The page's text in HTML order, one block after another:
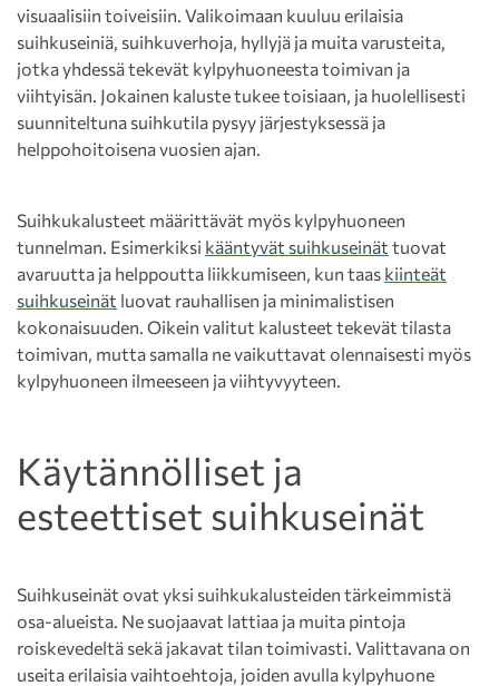
visuaalisiin toiveisiin. Valikoimaan kuuluu erilaisia
suihkuseiniä, suihkuverhoja, hyllyjä ja muita varusteita,
jotka yhdessä tekevät kylpyhuoneesta toimivan ja
viihtyisän. Jokainen kaluste tukee toisiaan, ja huolellisesti
suunniteltuna suihkutila pysyy järjestyksessä ja
helppohoitoisena vuosien ajan.
Suihkukalusteet määrittävät myös kylpyhuoneen
tunnelman. Esimerkiksi kääntyvät suihkuseinät tuovat
avaruutta ja helppoutta liikkumiseen, kun taas kiinteät
suihkuseinät luovat rauhallisen ja minimalistisen
kokonaisuuden. Oikein valitut kalusteet tekevät tilasta
toimivan, mutta samalla ne vaikuttavat olennaisesti myös
kylpyhuoneen ilmeeseen ja viihtyvyyteen.
Käytännölliset ja
esteettiset suihkuseinät
Suihkuseinät ovat yksi suihkukalusteiden tärkeimmistä
osa-alueista. Ne suojaavat lattiaa ja muita pintoja
roiskevedeltä sekä jakavat tilan toimivasti. Valittavana on
useita erilaisia vaihtoehtoja, joiden avulla kylpyhuone